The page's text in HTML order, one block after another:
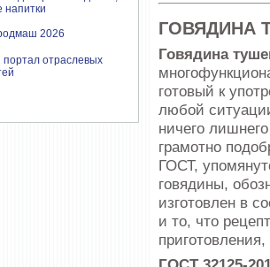
ГОВЯДИНА
Говядина
готовый к
любой
ничего
грамотно
ГОСТ,
говядины,
изготовлен в
и то, что